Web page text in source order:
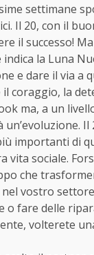
settimane
Il 20, con il
successo!
la Luna
e dare il via a
coraggio, la
ma, a un
importanti di
sociale.
che
vostro
fare delle
volterete